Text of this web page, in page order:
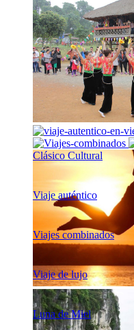
Clásico Cultural
Viaje auténtico
Viajes combinados
Viaje de lujo
Luna de Miel